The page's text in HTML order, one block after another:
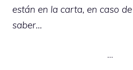
están en la carta, en caso
saber…
…